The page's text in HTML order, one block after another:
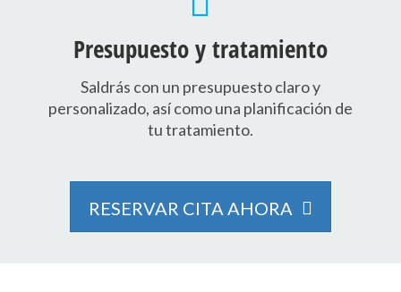
Presupuesto y tratamiento
Saldrás con un presupuesto claro y
personalizado, así como una planificación de
tu tratamiento.
RESERVAR CITA AHORA